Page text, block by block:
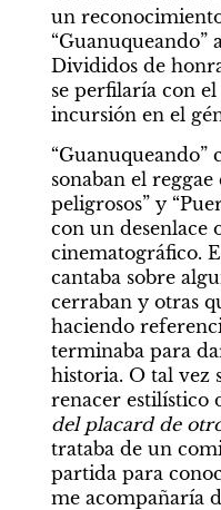
un
“Guanuqueando”
Divididos de
se perfilaría con
incursión en el
“Guanuqueando”
sonaban el
peligrosos” y
con un desenlace
cinematográfico.
cantaba sobre
cerraban y otras
haciendo
terminaba para
historia. O tal vez
renacer estilístico
del placard de
trataba de un
partida para
me acompañaría